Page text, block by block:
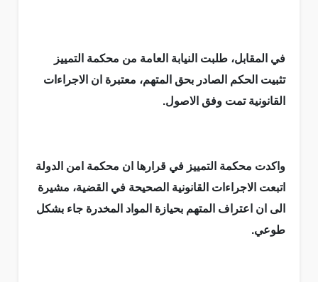
في المقابل، طلبت النيابة العامة من محكمة التمييز
تثبيت الحكم الصادر بحق المتهم، معتبرة ان الاجراءات
القانونية تمت وفق الاصول.
واكدت محكمة التمييز في قرارها ان محكمة امن الدولة
اتبعت الاجراءات القانونية الصحيحة في القضية، مشيرة
الى ان اعتراف المتهم بحيازة المواد المخدرة جاء بشكل
طوعي.